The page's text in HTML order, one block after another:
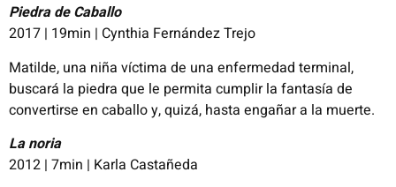
Piedra de Caballo
2017 | 19min | Cynthia Fernández Trejo
Matilde, una niña víctima de una enfermedad terminal,
buscará la piedra que le permita cumplir la fantasía de
convertirse en caballo y, quizá, hasta engañar a la muerte.
La noria
2012 | 7min | Karla Castañeda